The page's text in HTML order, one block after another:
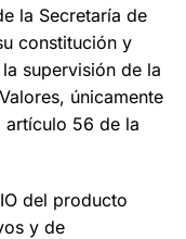
la Secretaría de
constitución y
supervisión de la
únicamente
artículo 56 de la
del producto
y de